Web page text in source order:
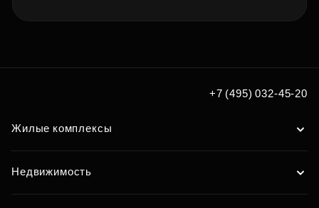
+7 (495) 032-45-20
Жилые комплексы
Недвижимость